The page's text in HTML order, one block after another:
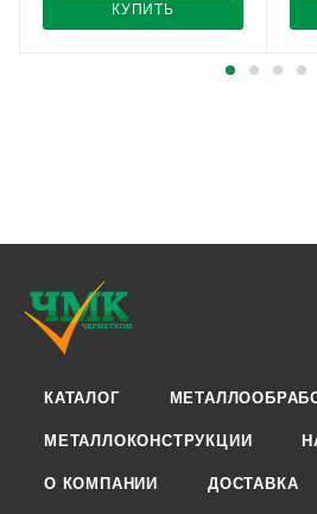
КУПИТЬ
КАТАЛОГ
МЕТАЛЛОКОНСТРУКЦИИ
О КОМПАНИИ ДОСТАВКА